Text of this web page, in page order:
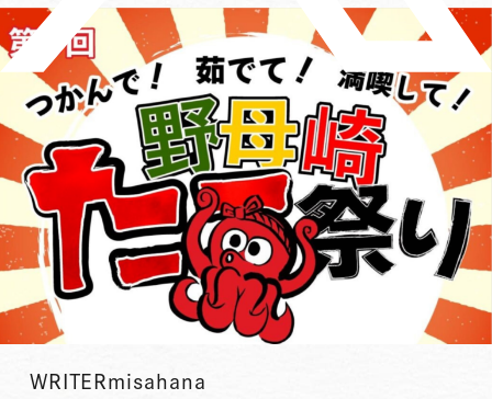
WRITERmisahana